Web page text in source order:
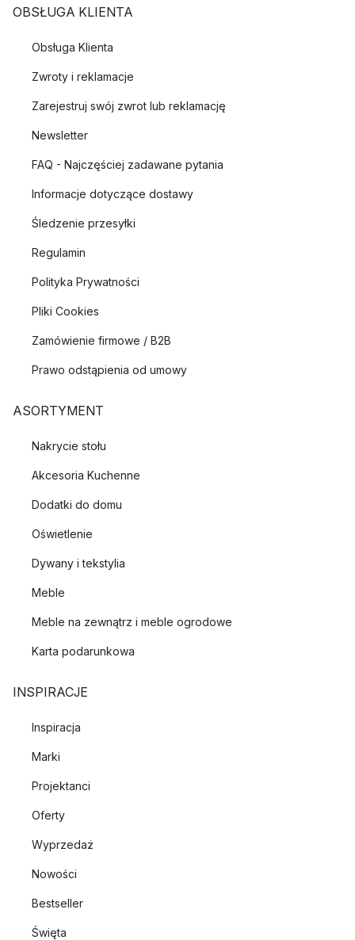
OBSŁUGA KLIENTA
Obsługa Klienta
Zwroty i reklamacje
Zarejestruj swój zwrot lub reklamację
Newsletter
FAQ - Najczęściej zadawane pytania
Informacje dotyczące dostawy
Śledzenie przesyłki
Regulamin
Polityka Prywatności
Pliki Cookies
Zamówienie firmowe / B2B
Prawo odstąpienia od umowy
ASORTYMENT
Nakrycie stołu
Akcesoria Kuchenne
Dodatki do domu
Oświetlenie
Dywany i tekstylia
Meble
Meble na zewnątrz i meble ogrodowe
Karta podarunkowa
INSPIRACJE
Inspiracja
Marki
Projektanci
Oferty
Wyprzedaż
Nowości
Bestseller
Święta